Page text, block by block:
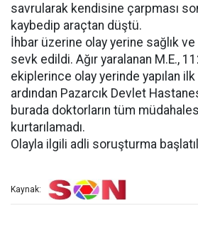
savrularak kendisine çarpması
kaybedip araçtan düştü.
İhbar üzerine olay yerine sağlık
sevk edildi. Ağır yaralanan M.E.,
ekiplerince olay yerinde yapılan
ardından Pazarcık Devlet
burada doktorların tüm
kurtarılamadı.
Olayla ilgili adli soruşturma
Kaynak: